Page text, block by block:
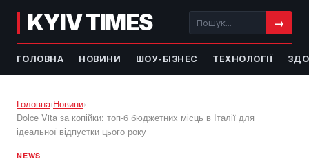
KYIV TIMES →
ГОЛОВНА НОВИНИ ШОУ-БІЗНЕС ТЕХНОЛОГІЇ
Головна›Новини›
Dolce Vita за копійки: топ-6 бюджетних місць в Італії для
ідеальної відпустки цього року
NEWS